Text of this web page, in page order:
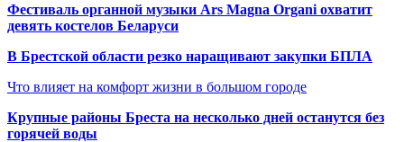
Фестиваль органной музыки Ars Magna Organi охватит
девять костелов Беларуси
В Брестской области резко наращивают закупки БПЛА
Что влияет на комфорт жизни в большом городе
Крупные районы Бреста на несколько дней останутся без
горячей воды